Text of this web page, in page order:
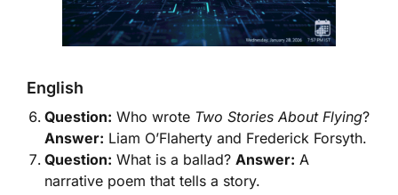
English
Question: Who wrote Two Stories About Flying?
Answer: Liam O’Flaherty and Frederick Forsyth.
Question: What is a ballad? Answer: A
narrative poem that tells a story.